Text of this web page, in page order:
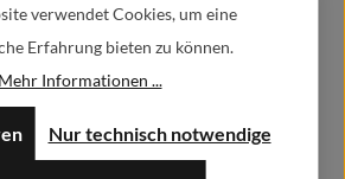
Alfa GmbH / Alfashirt
Weisweilerstr.20-22
verwendet Cookies, um eine
Erfahrung bieten zu können.
Mehr Informationen ...
Nur technisch notwendige